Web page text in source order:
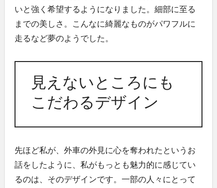
いと強く希望するようになりました。細部に至る
までの美しさ。こんなに綺麗なものがパワフルに
走るなど夢のようでした。
見えないところにも
こだわるデザイン
先ほど私が、外車の外見に心を奪われたというお
話をしたように、私がもっとも魅力的に感じてい
るのは、そのデザインです。一部の人々にとって